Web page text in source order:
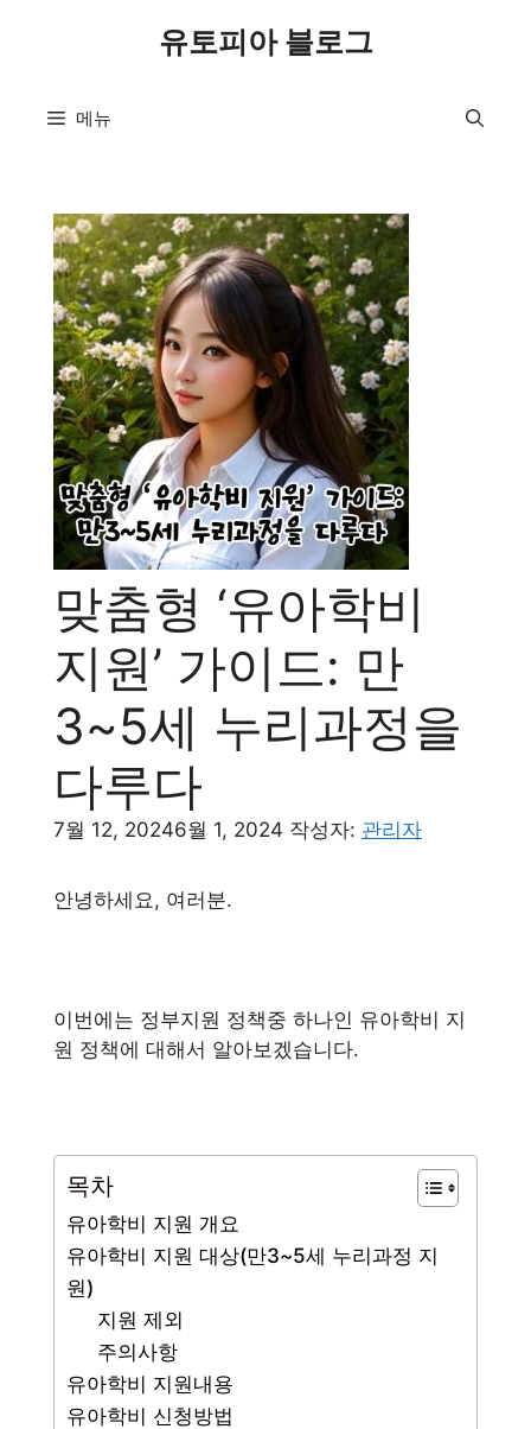
유토피아 블로그
메뉴
맞춤형 ‘유아학비
지원’ 가이드: 만
3~5세 누리과정을
다루다
7월 12, 20246월 1, 2024 작성자: 관리자
안녕하세요, 여러분.
이번에는 정부지원 정책중 하나인 유아학비 지
원 정책에 대해서 알아보겠습니다.
목차
유아학비 지원 개요
유아학비 지원 대상(만3~5세 누리과정 지
원)
지원 제외
주의사항
유아학비 지원내용
유아학비 신청방법